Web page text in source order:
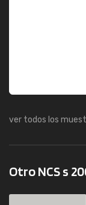
ver todos los
Otro NCS s